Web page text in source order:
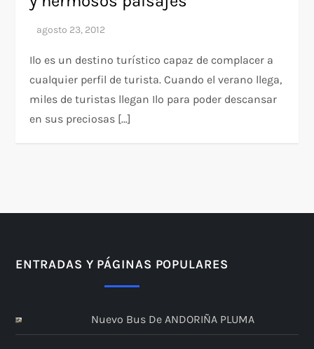
Ilo es un destino turístico capaz de complacer a
cualquier perfil de turista. Cuando el verano llega,
miles de turistas llegan Ilo para poder descansar
en sus preciosas […]
ENTRADAS Y PÁGINAS POPULARES
Nuevo Bus De ANDORIÑA PLUMA